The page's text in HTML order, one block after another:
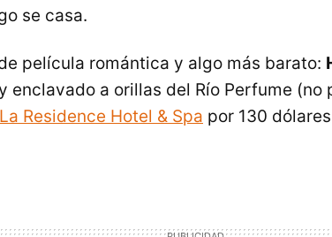
se casa.
película romántica y algo más barato:
enclavado a orillas del Río Perfume (no
La Residence Hotel & Spa por 130